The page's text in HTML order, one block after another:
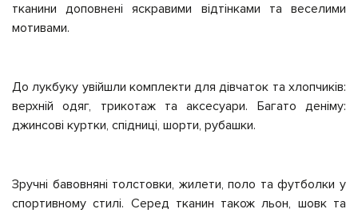
тканини доповнені яскравими відтінками та веселими
мотивами.
До лукбуку увійшли комплекти для дівчаток та хлопчиків:
верхній одяг, трикотаж та аксесуари. Багато деніму:
джинсові куртки, спідниці, шорти, рубашки.
Зручні бавовняні толстовки, жилети, поло та футболки у
спортивному стилі. Серед тканин також льон, шовк та